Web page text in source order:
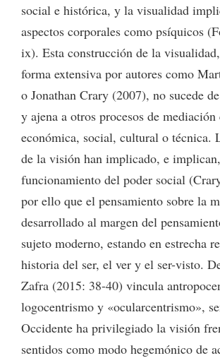
social e histórica, y la visualidad
aspectos corporales como psíquicos
ix). Esta construcción de la
forma extensiva por autores como
o Jonathan Crary (2007), no sucede
y ajena a otros procesos de
económica, social, cultural o técnica.
de la visión han implicado, e
funcionamiento del poder social
por ello que el pensamiento sobre la
desarrollado al margen del
sujeto moderno, estando en estrecha
historia del ser, el ver y el ser-visto.
Zafra (2015: 38-40) vincula
logocentrismo y «ocularcentrismo»,
Occidente ha privilegiado la visión
sentidos como modo hegemónico de